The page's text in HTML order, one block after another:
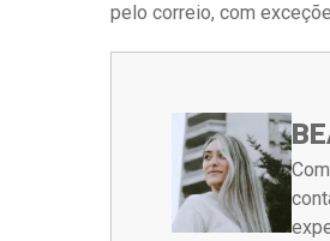
pelo correio, com